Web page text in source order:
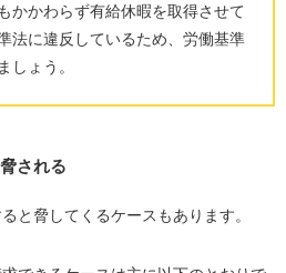
かかわらず有給休暇を取得させて
法に違反しているため、労働基準
しょう。
される
と脅してくるケースもあります。